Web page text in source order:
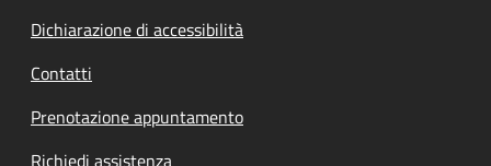
Dichiarazione di accessibilità
Contatti
Prenotazione appuntamento
Richiedi assistenza